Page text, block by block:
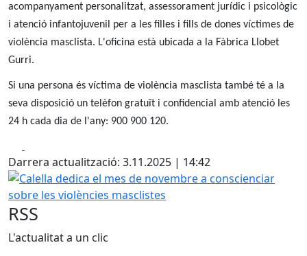
acompanyament personalitzat, assessorament jurídic i psicològic
i atenció infantojuvenil per a les filles i fills de dones víctimes de
violència masclista. L'oficina està ubicada a la Fàbrica Llobet
Gurri.
Si una persona és víctima de violència masclista també té a la
seva disposició un telèfon gratuït i confidencial amb atenció les
24 h cada dia de l'any: 900 900 120.
Darrera actualització: 3.11.2025 | 14:42
Calella dedica el mes de novembre a conscienciar sobre
RSS
L'actualitat a un clic